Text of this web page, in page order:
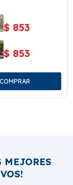
$ 853
$ 853
MEJORES